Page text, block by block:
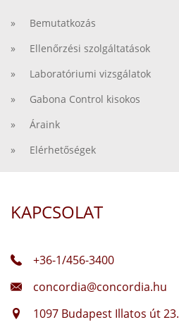
» Bemutatkozás
» Ellenőrzési szolgáltatások
» Laboratóriumi vizsgálatok
» Gabona Control kisokos
» Áraink
» Elérhetőségek
KAPCSOLAT
+36-1/456-3400
concordia@concordia.hu
1097 Budapest Illatos út 23.